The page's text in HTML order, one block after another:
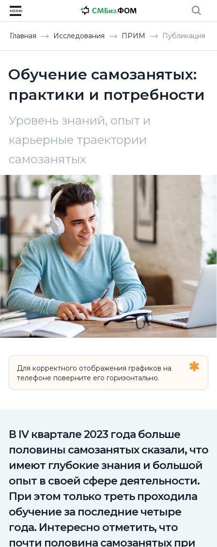
МЕНЮ
Главная Исследования ПРИМ Публикация
Обучение самозанятых:
практики и потребности
Уровень знаний, опыт и
карьерные траектории
самозанятых
Для корректного отображения графиков на
телефоне поверните его горизонтально.
В IV квартале 2023 года больше
половины самозанятых сказали, что
имеют глубокие знания и большой
опыт в своей сфере деятельности.
При этом только треть проходила
обучение за последние четыре
года. Интересно отметить, что
почти половина самозанятых при